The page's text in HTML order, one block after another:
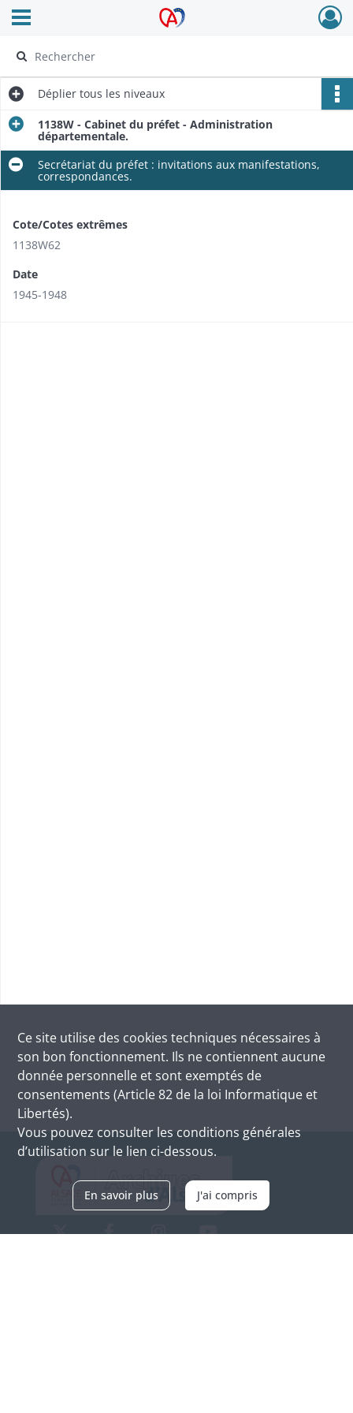
Archives Alsace - Colmar
Ouvrir le menu déroulant
Déplier tous les niveaux
1138W - Cabinet du préfet - Administration
départementale.
Secrétariat du préfet : invitations aux manifestations,
correspondances.
Cote/Cotes extrêmes
1138W62
Date
1945-1948
Ce site utilise des cookies techniques nécessaires à
son bon fonctionnement. Ils ne contiennent aucune
donnée personnelle et sont exemptés de
consentements (Article 82 de la loi Informatique et
Libertés).
Vous pouvez consulter les conditions générales
d’utilisation sur le lien ci-dessous.
En savoir plus J'ai compris